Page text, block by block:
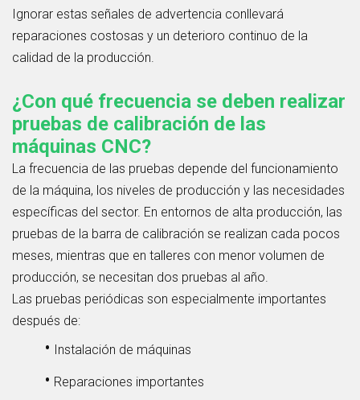
Ignorar estas señales de advertencia conllevará
reparaciones costosas y un deterioro continuo de la
calidad de la producción.
¿Con qué frecuencia se deben realizar
pruebas de calibración de las
máquinas CNC?
La frecuencia de las pruebas depende del funcionamiento
de la máquina, los niveles de producción y las necesidades
específicas del sector. En entornos de alta producción, las
pruebas de la barra de calibración se realizan cada pocos
meses, mientras que en talleres con menor volumen de
producción, se necesitan dos pruebas al año.
Las pruebas periódicas son especialmente importantes
después de:
• Instalación de máquinas
• Reparaciones importantes